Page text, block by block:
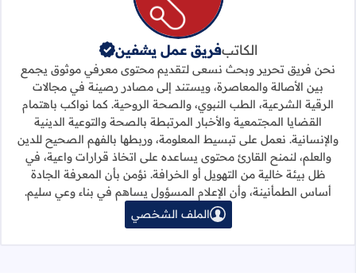
الكاتبفريق عمل يشفين
نحن فريق تحرير وبحث نسعى لتقديم محتوى معرفي موثوق يجمع
بين الأصالة والمعاصرة، ويستند إلى مصادر رصينة في مجالات
الرقية الشرعية، الطب النبوي، والصحة الروحية. كما نواكب باهتمام
القضايا المجتمعية والأخبار المرتبطة بالصحة والتوعية الدينية
والإنسانية. نعمل على تبسيط المعلومة، وربطها بالفهم الصحيح للدين
والعلم، لنمنح القارئ محتوى يساعده على اتخاذ قرارات واعية، في
ظل بيئة خالية من التهويل أو الخرافة. نؤمن بأن المعرفة الجادة
أساس الطمأنينة، وأن الإعلام المسؤول يساهم في بناء وعي سليم.
الملف الشخصي